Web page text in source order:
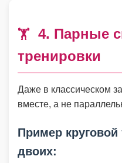
🏋️
4. Парные
тренировки
Даже в классическом
вместе, а не
Пример
двоих: